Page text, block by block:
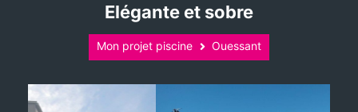
Elégante et sobre
Mon projet piscine Ouessant